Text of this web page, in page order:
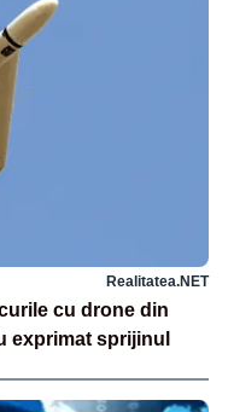
Realitatea.NET
cu drone din
exprimat sprijinul